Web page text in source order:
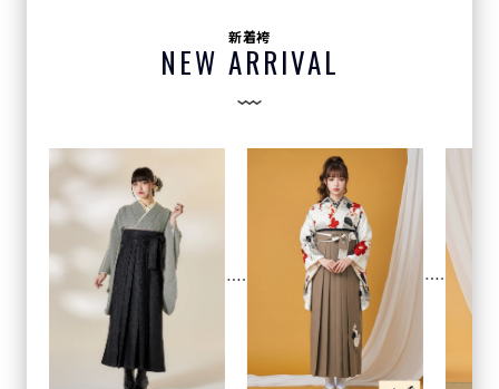
新着袴
NEW ARRIVAL